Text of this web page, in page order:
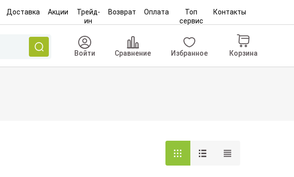
Доставка Акции
Трейд-
ин
Возврат Оплата
Топ
сервис
Контакты
Войти Сравнение Избранное Корзина